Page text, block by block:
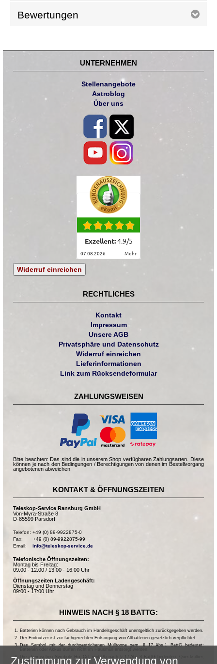
Bewertungen
UNTERNEHMEN
Stellenangebote
Astroblog
Über uns
Exzellent:4.9/5
07.08.2026 mehr
Widerruf einreichen
RECHTLICHES
Kontakt
Impressum
Unsere AGB
Privatsphäre und Datenschutz
Widerruf einreichen
Lieferinformationen
Link zum Rücksendeformular
ZAHLUNGSWEISEN
Bitte beachten: Das sind die in unserem Shop verfügbaren Zahlungsarten. Diese
können je nach den Bedingungen / Berechtigungen von denen im Bestellvorgang
angebotenen abweichen.
KONTAKT & ÖFFNUNGSZEITEN
Teleskop-Service Ransburg GmbH
Von-Myra-Straße 8
D-85599 Parsdorf
Telefon: +49 (0) 89-9922875-0
Fax:       +49 (0) 89-9922875-99
Email: info@teleskop-service.de
Telefonische Öffnungszeiten:
Montag bis Freitag:
09.00 - 12.00 / 13.00 - 16.00 Uhr
Öffnungszeiten Ladengeschäft:
Dienstag und Donnerstag
09:00 - 17:00 Uhr
HINWEIS NACH § 18 BATTG:
Batterien können nach Gebrauch im Handelsgeschäft unentgeltlich zurückgegeben werden.
Der Endnutzer ist zur fachgerechten Entsorgung von Altbatterien gesetzlich verpflichtet.
Das Symbol mit der durchgestrichenen Mülltonne gem. § 17 Abs.1 BattG bedeutet:
Die chemischen Symbole Hg, Cd, und Pb nach § 17 Abs.3 BattG bedeuten: Quecksilber,
Cadmium und Blei.
Zustimmung zur Verwendung von